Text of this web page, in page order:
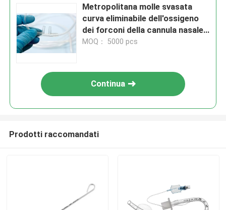
Metropolitana molle svasata
curva eliminabile dell'ossigeno
dei forconi della cannula nasale
medica di Oxygene
MOQ： 5000 pcs
Continua
Prodotti raccomandati